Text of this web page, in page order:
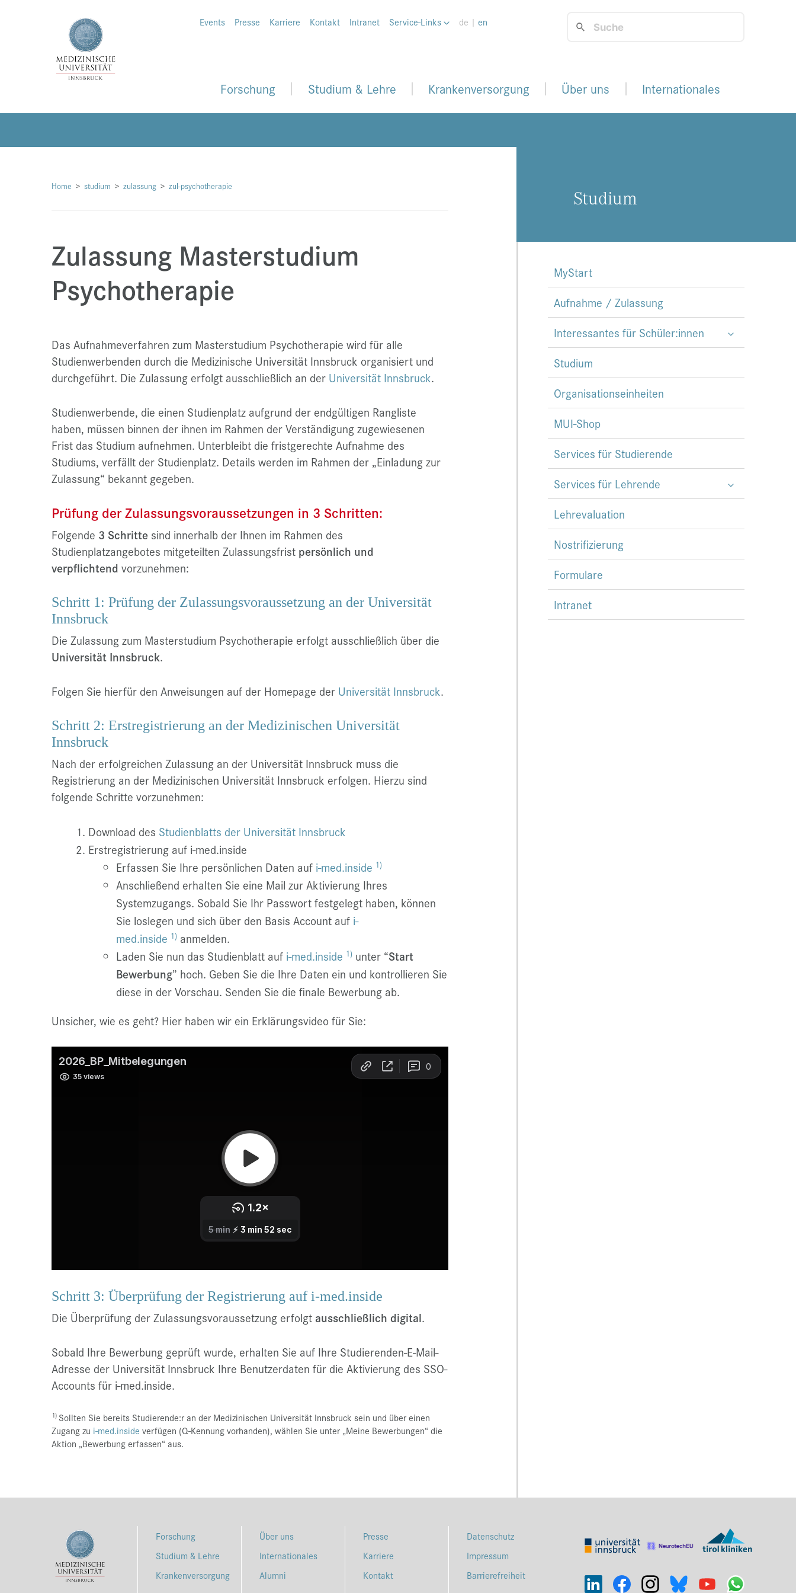
Events Presse Karriere Kontakt Intranet Service-Links de | en
Forschung Studium & Lehre Krankenversorgung Über uns Internationales
Home studium zulassung zul-psychotherapie
Zulassung Masterstudium
Psychotherapie
Das Aufnahmeverfahren zum Masterstudium Psychotherapie wird für alle
Studienwerbenden durch die Medizinische Universität Innsbruck organisiert und
durchgeführt. Die Zulassung erfolgt ausschließlich an der Universität Innsbruck.
Studienwerbende, die einen Studienplatz aufgrund der endgültigen Rangliste
haben, müssen binnen der ihnen im Rahmen der Verständigung zugewiesenen
Frist das Studium aufnehmen. Unterbleibt die fristgerechte Aufnahme des
Studiums, verfällt der Studienplatz. Details werden im Rahmen der „Einladung zur
Zulassung“ bekannt gegeben.
Prüfung der Zulassungsvoraussetzungen in 3 Schritten:
Folgende 3 Schritte sind innerhalb der Ihnen im Rahmen des
Studienplatzangebotes mitgeteilten Zulassungsfrist persönlich und
verpflichtend vorzunehmen:
Schritt 1: Prüfung der Zulassungsvoraussetzung an der Universität
Innsbruck
Die Zulassung zum Masterstudium Psychotherapie erfolgt ausschließlich über die
Universität Innsbruck.
Folgen Sie hierfür den Anweisungen auf der Homepage der Universität Innsbruck.
Schritt 2: Erstregistrierung an der Medizinischen Universität
Innsbruck
Nach der erfolgreichen Zulassung an der Universität Innsbruck muss die
Registrierung an der Medizinischen Universität Innsbruck erfolgen. Hierzu sind
folgende Schritte vorzunehmen:
Download des Studienblatts der Universität Innsbruck
Erstregistrierung auf i-med.inside
Erfassen Sie Ihre persönlichen Daten auf i-med.inside 1)
Anschließend erhalten Sie eine Mail zur Aktivierung Ihres
Systemzugangs. Sobald Sie Ihr Passwort festgelegt haben, können
Sie loslegen und sich über den Basis Account auf i-
med.inside 1) anmelden.
Laden Sie nun das Studienblatt auf i-med.inside 1) unter “Start
Bewerbung” hoch. Geben Sie die Ihre Daten ein und kontrollieren Sie
diese in der Vorschau. Senden Sie die finale Bewerbung ab.
Unsicher, wie es geht? Hier haben wir ein Erklärungsvideo für Sie:
Schritt 3: Überprüfung der Registrierung auf i-med.inside
Die Überprüfung der Zulassungsvoraussetzung erfolgt ausschließlich digital.
Sobald Ihre Bewerbung geprüft wurde, erhalten Sie auf Ihre Studierenden-E-Mail-
Adresse der Universität Innsbruck Ihre Benutzerdaten für die Aktivierung des SSO-
Accounts für i-med.inside.
1) Sollten Sie bereits Studierende:r an der Medizinischen Universität Innsbruck sein und über einen
Zugang zu i-med.inside verfügen (Q-Kennung vorhanden), wählen Sie unter „Meine Bewerbungen“ die
Aktion „Bewerbung erfassen“ aus.
Stu­di­um
MyStart
Aufnahme / Zulassung
Interessantes für Schüler:innen
Studium
Organisationseinheiten
MUI-Shop
Services für Studierende
Services für Lehrende
Lehrevaluation
Nostrifizierung
Formulare
Intranet
Forschung
Studium & Lehre
Krankenversorgung
Über uns
Internationales
Alumni
Presse
Karriere
Kontakt
Datenschutz
Impressum
Barrierefreiheit